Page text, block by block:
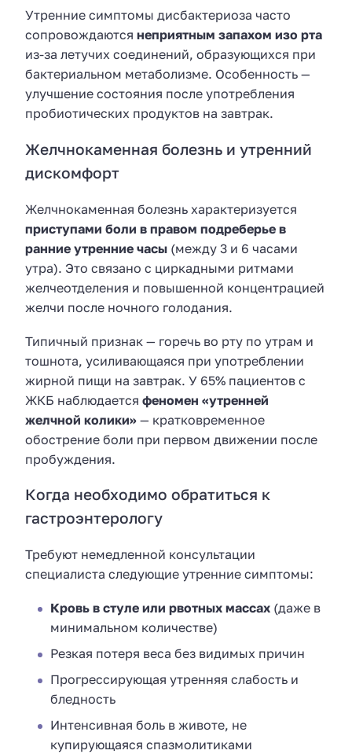
Утренние симптомы дисбактериоза часто
сопровождаются неприятным запахом изо рта
из-за летучих соединений, образующихся при
бактериальном метаболизме. Особенность —
улучшение состояния после употребления
пробиотических продуктов на завтрак.
Желчнокаменная болезнь и утренний
дискомфорт
Желчнокаменная болезнь характеризуется
приступами боли в правом подреберье в
ранние утренние часы (между 3 и 6 часами
утра). Это связано с циркадными ритмами
желчеотделения и повышенной концентрацией
желчи после ночного голодания.
Типичный признак — горечь во рту по утрам и
тошнота, усиливающаяся при употреблении
жирной пищи на завтрак. У 65% пациентов с
ЖКБ наблюдается феномен «утренней
желчной колики» — кратковременное
обострение боли при первом движении после
пробуждения.
Когда необходимо обратиться к
гастроэнтерологу
Требуют немедленной консультации
специалиста следующие утренние симптомы:
Кровь в стуле или рвотных массах (даже в
минимальном количестве)
Резкая потеря веса без видимых причин
Прогрессирующая утренняя слабость и
бледность
Интенсивная боль в животе, не
купирующаяся спазмолитиками